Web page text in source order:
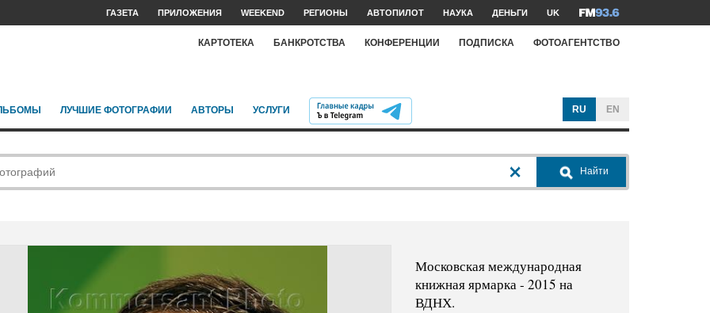
ГАЗЕТА ПРИЛОЖЕНИЯ WEEKEND РЕГИОНЫ АВТОПИЛОТ НАУКА ДЕНЬГИ UK
КАРТОТЕКА БАНКРОТСТВА КОНФЕРЕНЦИИ ПОДПИСКА ФОТОАГЕНТСТВО
ЛУЧШИЕ ФОТОГРАФИИ АВТОРЫ УСЛУГИ RU EN
Найти
Московская международная
книжная ярмарка - 2015 на
ВДНХ.